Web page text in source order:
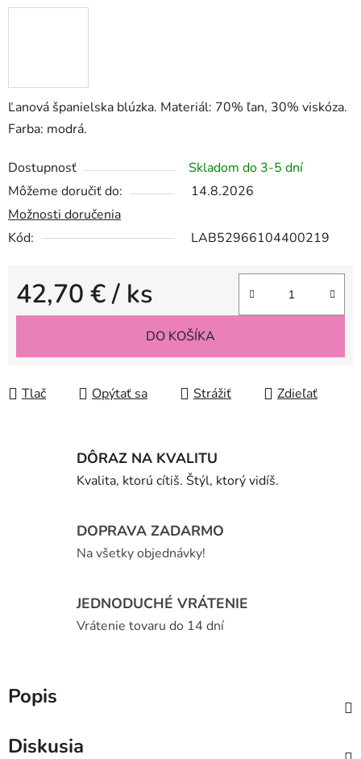
Ľanová španielska blúzka. Materiál: 70% ľan, 30% viskóza.
Farba: modrá.
Dostupnosť
Skladom do 3-5 dní
Môžeme doručiť do:
14.8.2026
Možnosti doručenia
Kód:
LAB52966104400219
42,70 €/ ks
Jednotková cena:
DO KOŠÍKA
Tlač Opýtať sa Strážiť Zdieľať
DÔRAZ NA KVALITU
Kvalita, ktorú cítiš. Štýl, ktorý vidíš.
DOPRAVA ZADARMO
Na všetky objednávky!
JEDNODUCHÉ VRÁTENIE
Vrátenie tovaru do 14 dní
Popis
Diskusia